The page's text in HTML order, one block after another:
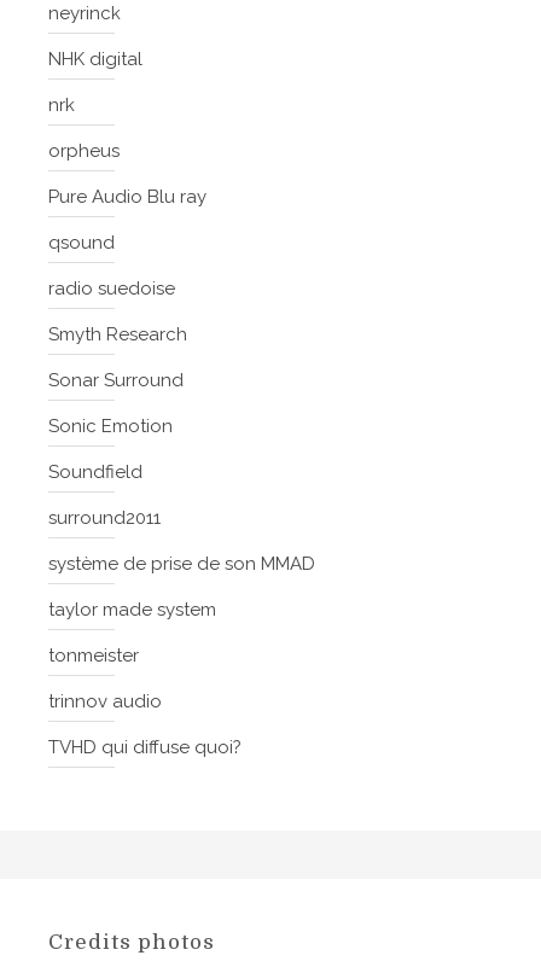
neyrinck
NHK digital
nrk
orpheus
Pure Audio Blu ray
qsound
radio suedoise
Smyth Research
Sonar Surround
Sonic Emotion
Soundfield
surround2011
système de prise de son MMAD
taylor made system
tonmeister
trinnov audio
TVHD qui diffuse quoi?
Credits photos